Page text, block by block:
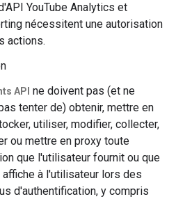
YouTube Analytics et
nécessitent une autorisation
actions.
API ne doivent pas (et ne
tenter de) obtenir, mettre en
utiliser, modifier, collecter,
ou mettre en proxy toute
que l'utilisateur fournit ou que
affiche à l'utilisateur lors des
d'authentification, y compris